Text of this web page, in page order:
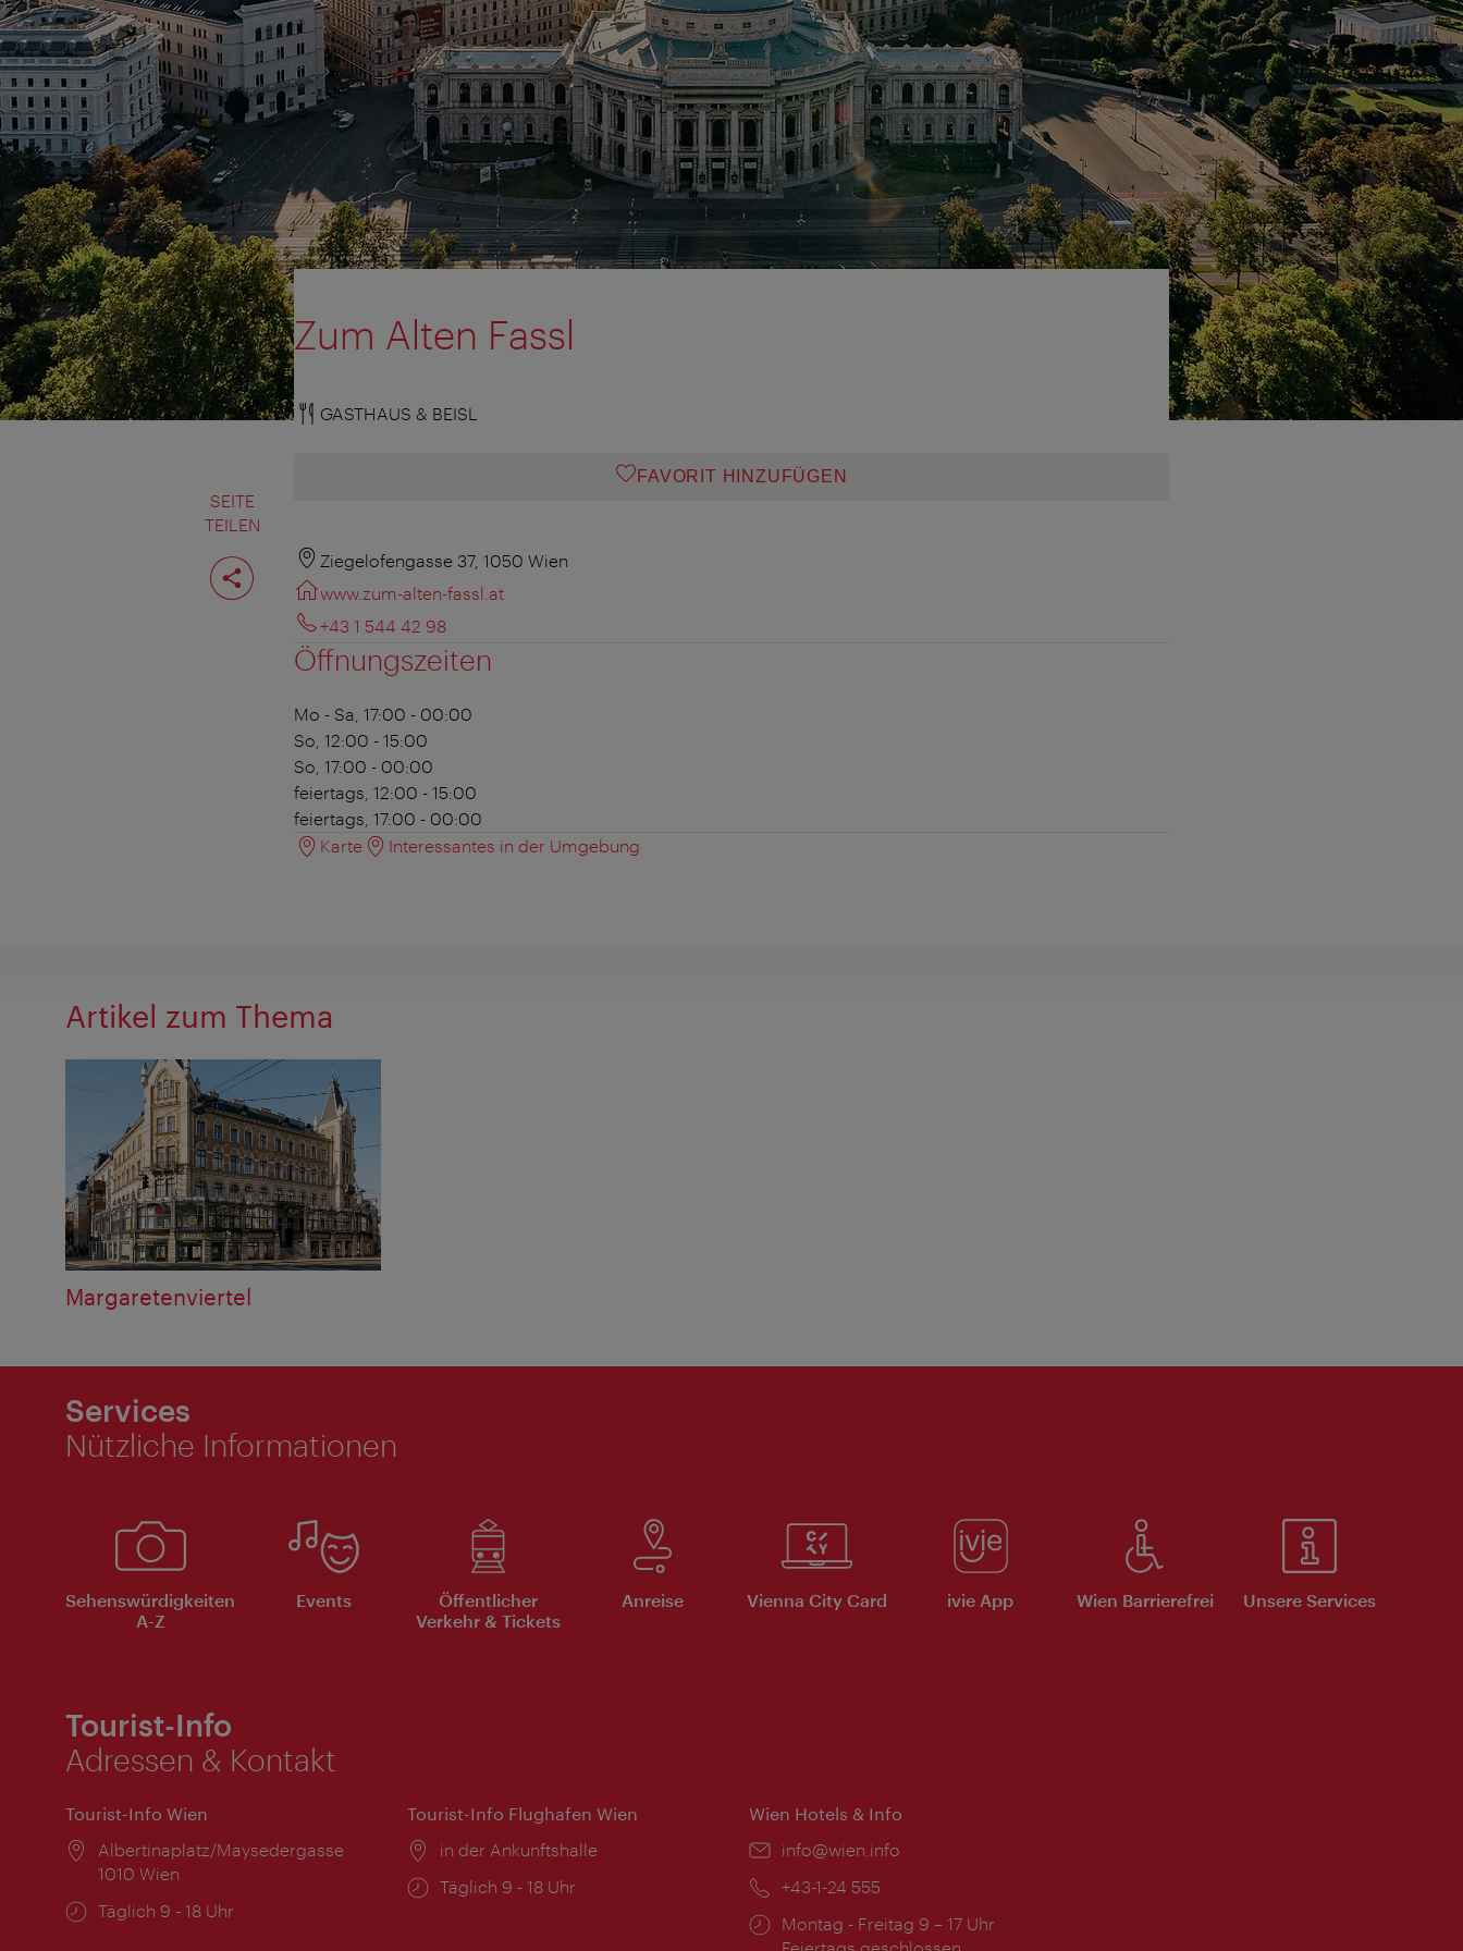
SEITE
TEILEN
Seite
teilen
Zum Alten Fassl
GASTHAUS & BEISL
FAVORIT HINZUFÜGEN
Ziegelofengasse 37, 1050 Wien
www.zum-alten-fassl.at
+43 1 544 42 98
Öffnungszeiten
Mo - Sa, 17:00 - 00:00
So, 12:00 - 15:00
So, 17:00 - 00:00
feiertags, 12:00 - 15:00
feiertags, 17:00 - 00:00
Karte
Interessantes in der Umgebung
Artikel zum Thema
Margaretenviertel
Services
Nützliche Informationen
Sehenswürdigkeiten
A-Z
Events
Öffentlicher
Verkehr & Tickets
Anreise Vienna City Card ivie App Wien Barrierefrei Unsere Services
Tourist-Info
Adressen & Kontakt
Tourist-Info Wien
Ort:
Albertinaplatz/Maysedergasse
1010 Wien
Öffnungszeiten:
Täglich 9 - 18 Uhr
Tourist-Info Flughafen Wien
Ort:
in der Ankunftshalle
Öffnungszeiten:
Täglich 9 - 18 Uhr
Wien Hotels & Info
Email:
info@wien.info
Telefon:
+43-1-24 555
Öffnungszeiten:
Montag - Freitag 9 – 17 Uhr
Feiertags geschlossen